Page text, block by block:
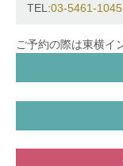
TEL:03-5461-1045
ご予約の際は東横イ